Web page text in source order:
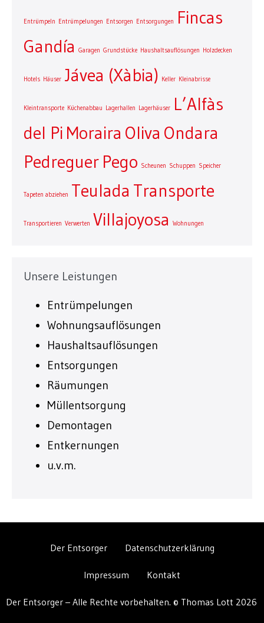
Entrümpeln Entrümpelungen Entsorgen Entsorgungen
Fincas
Gandía
Garagen Grundstücke Haushaltsauflösungen Holzdecken
Hotels Häuser Jávea (Xàbia) Keller Kleinabrisse
Kleintransporte Küchenabbau Lagerhallen Lagerhäuser
L’Alfàs
del Pi Moraira Oliva Ondara
Pedreguer Pego Scheunen Schuppen Speicher
Tapeten abziehen Teulada Transporte
Transportieren Verwerten Villajoyosa Wohnungen
Unsere Leistungen
Entrümpelungen
Wohnungsauflösungen
Haushaltsauflösungen
Entsorgungen
Räumungen
Müllentsorgung
Demontagen
Entkernungen
u.v.m.
Der Entsorger Datenschutzerklärung
Impressum Kontakt
Der Entsorger – Alle Rechte vorbehalten. © Thomas Lott 2026